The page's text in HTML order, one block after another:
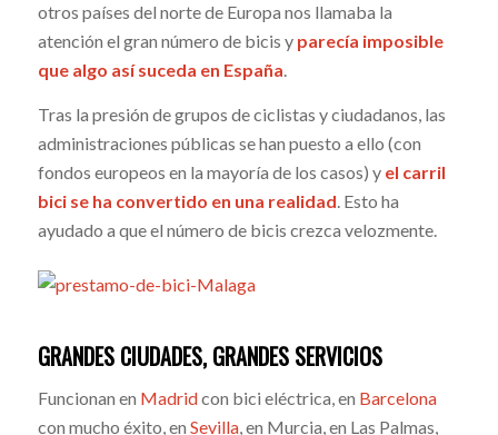
otros países del norte de Europa nos llamaba la
atención el gran número de bicis y parecía imposible
que algo así suceda en España.
Tras la presión de grupos de ciclistas y ciudadanos, las
administraciones públicas se han puesto a ello (con
fondos europeos en la mayoría de los casos) y el carril
bici se ha convertido en una realidad. Esto ha
ayudado a que el número de bicis crezca velozmente.
GRANDES CIUDADES, GRANDES SERVICIOS
Funcionan en Madridcon bici eléctrica, en Barcelona
con mucho éxito, en Sevilla, en Murcia, en Las Palmas,